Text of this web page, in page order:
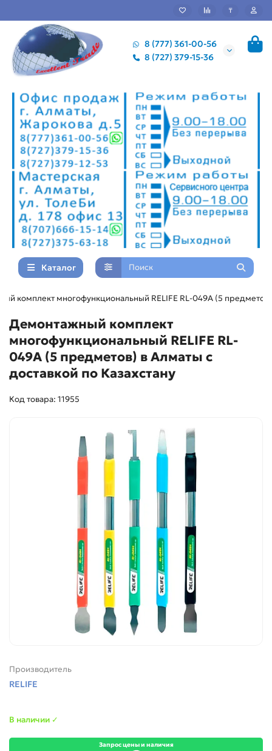
₸
8 (777) 361-00-56
8 (727) 379-15-36
Каталог
комплект многофункциональный RELIFE RL-049A (5 предметов)
Демонтажный комплект
многофункциональный RELIFE RL-
049A (5 предметов) в Алматы с
доставкой по Казахстану
Код товара: 11955
Производитель
RELIFE
В наличии ✓
Запрос цены и наличия